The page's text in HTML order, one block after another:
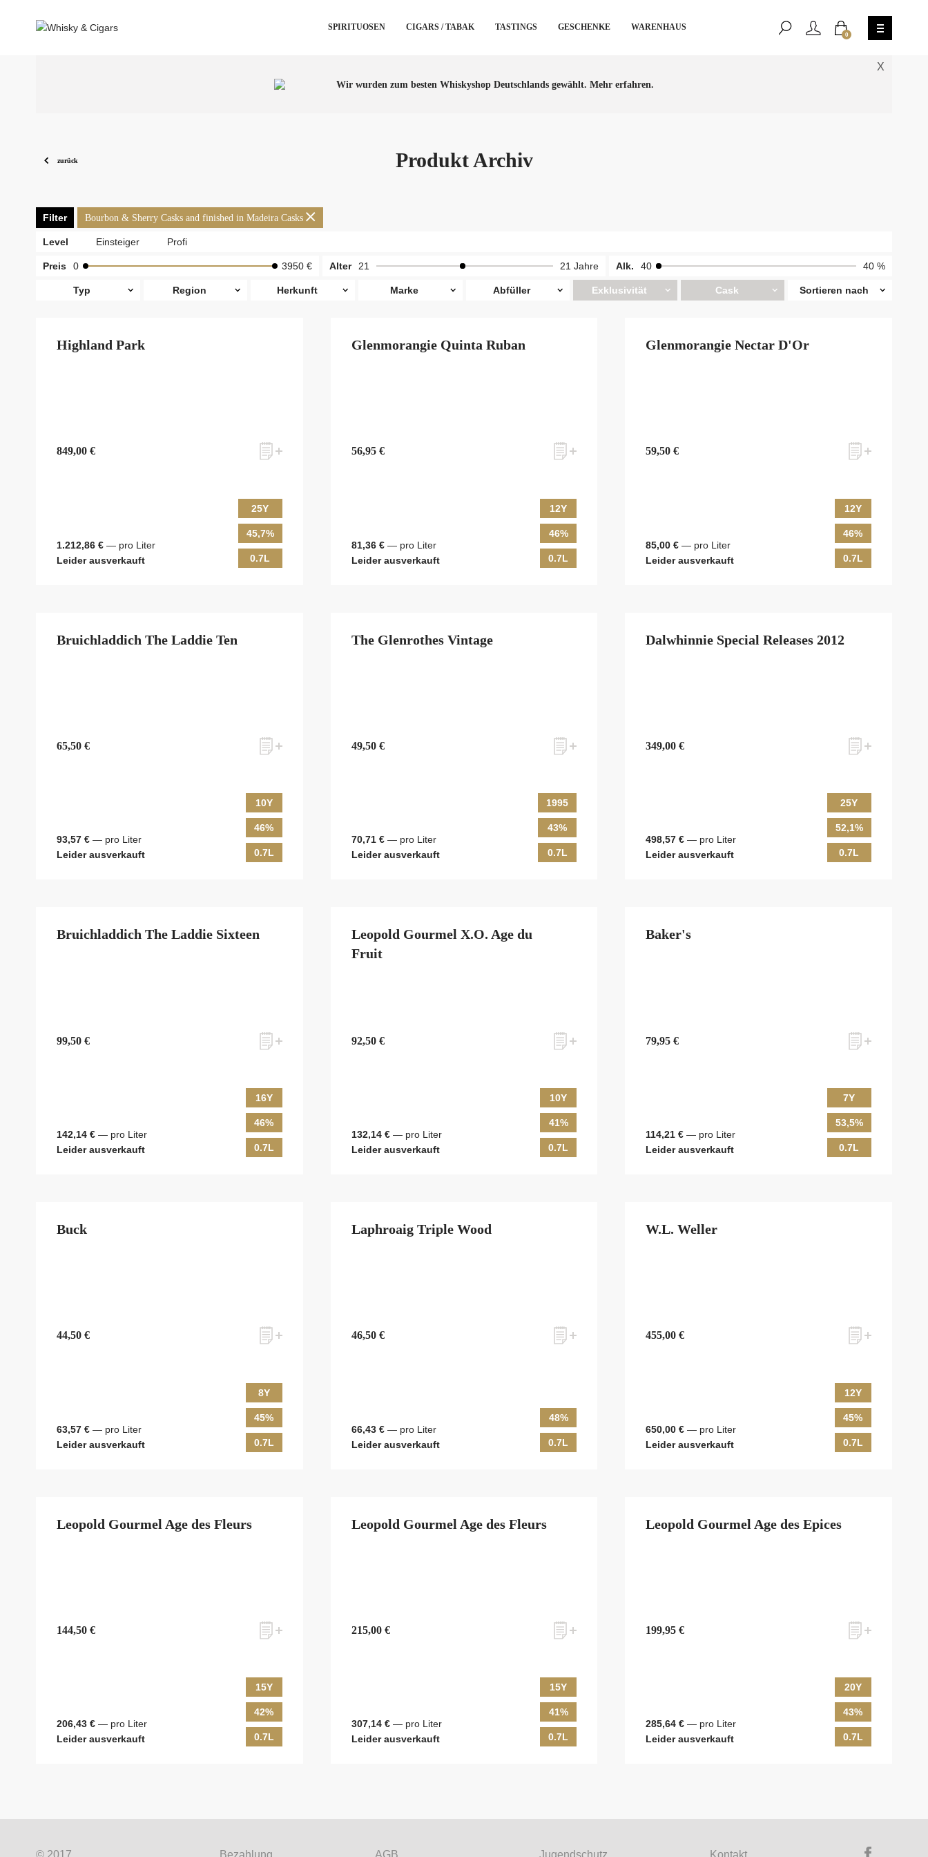
SPIRITUOSEN CIGARS / TABAK TASTINGS GESCHENKE WARENHAUS
0
X
Wir wurden zum besten Whiskyshop Deutschlands gewählt. Mehr erfahren.
zurück Produkt Archiv
Filter Bourbon & Sherry Casks and finished in Madeira Casks
Level Einsteiger Profi
Preis 0 3950 € Alter 21 21 Jahre Alk. 40 40 %
Typ Region Herkunft Marke Abfüller Exklusivität Cask Sortieren nach
Highland Park
849,00 €
1.212,86 € — pro Liter
Leider ausverkauft
25Y
45,7%
0.7L
Glenmorangie Quinta Ruban
56,95 €
81,36 €— pro Liter
Leider ausverkauft
12Y
46%
0.7L
Glenmorangie Nectar D'Or
59,50 €
85,00 € — pro Liter
Leider ausverkauft
12Y
46%
0.7L
Bruichladdich The Laddie Ten
65,50 €
93,57 € — pro Liter
Leider ausverkauft
10Y
46%
0.7L
The Glenrothes Vintage
49,50 €
70,71 €— pro Liter
Leider ausverkauft
1995
43%
0.7L
Dalwhinnie Special Releases 2012
349,00 €
498,57 € — pro Liter
Leider ausverkauft
25Y
52,1%
0.7L
Bruichladdich The Laddie Sixteen
99,50 €
142,14 € — pro Liter
Leider ausverkauft
16Y
46%
0.7L
Leopold Gourmel X.O. Age du
Fruit
92,50 €
132,14 €— pro Liter
Leider ausverkauft
10Y
41%
0.7L
Baker's
79,95 €
114,21 € — pro Liter
Leider ausverkauft
7Y
53,5%
0.7L
Buck
44,50 €
63,57 € — pro Liter
Leider ausverkauft
8Y
45%
0.7L
Laphroaig Triple Wood
46,50 €
66,43 €— pro Liter
Leider ausverkauft
48%
0.7L
W.L. Weller
455,00 €
650,00 € — pro Liter
Leider ausverkauft
12Y
45%
0.7L
Leopold Gourmel Age des Fleurs
144,50 €
206,43 € — pro Liter
Leider ausverkauft
15Y
42%
0.7L
Leopold Gourmel Age des Fleurs
215,00 €
307,14 €— pro Liter
Leider ausverkauft
15Y
41%
0.7L
Leopold Gourmel Age des Epices
199,95 €
285,64 € — pro Liter
Leider ausverkauft
20Y
43%
0.7L
Möchten Sie ein für Newsletter-Abonnenten exklusives Monats-Angebot erhalten und dabei über Neuigkeiten rund um Whisky & Passion, das erlesene Sortiment unseres Ladens sowie Online-